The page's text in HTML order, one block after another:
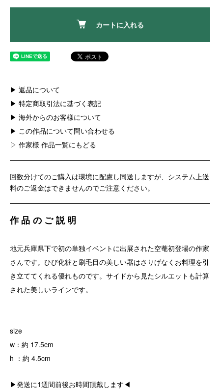
カートに入れる
▶ 返品について
▶ 特定商取引法に基づく表記
▶ 海外からのお客様について
▶ この作品について問い合わせる
▷ 作家様 作品一覧にもどる
回数分けてのご購入は環境に配慮し同送しますが、システム上送
料のご返金はできませんのでご注意ください。
作品のご説明
地元兵庫県下で初の単独イベントに出展された空菴初登場の作家
さんです。ひび化粧と刷毛目の美しい器はさりげなくお料理を引
き立ててくれる優れものです。サイドから見たシルエットも計算
された美しいラインです。
size
w：約 17.5cm
h ：約 4.5cm
▶発送に1週間前後お時間頂戴します◀